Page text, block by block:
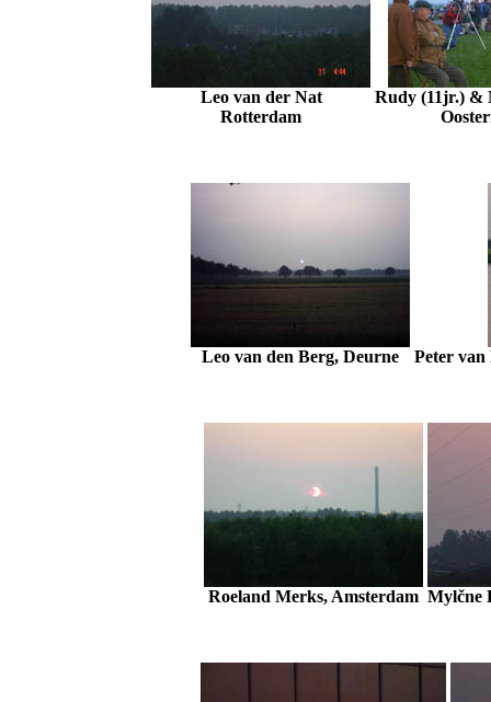
Leo van der Nat
Rotterdam
Rudy (11jr.) &
Leo van den Berg, Deurne Peter van
Roeland Merks, Amsterdam Mylčne